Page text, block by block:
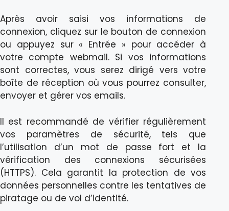
Après avoir saisi vos informations de
connexion, cliquez sur le bouton de connexion
ou appuyez sur « Entrée » pour accéder à
votre compte webmail. Si vos informations
sont correctes, vous serez dirigé vers votre
boîte de réception où vous pourrez consulter,
envoyer et gérer vos emails.
Il est recommandé de vérifier régulièrement
vos paramètres de sécurité, tels que
l’utilisation d’un mot de passe fort et la
vérification des connexions sécurisées
(HTTPS). Cela garantit la protection de vos
données personnelles contre les tentatives de
piratage ou de vol d’identité.